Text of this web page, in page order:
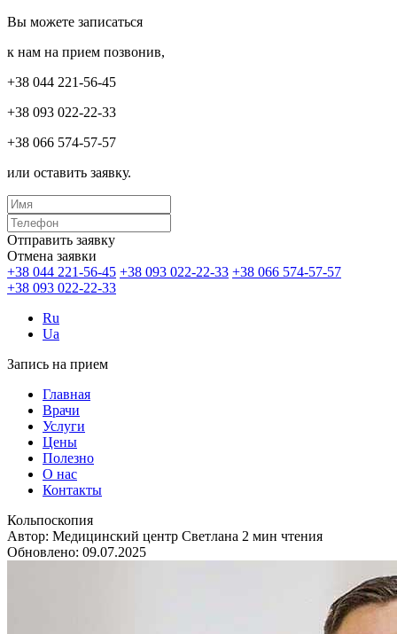
Вы можете записаться
к нам на прием позвонив,
+38 044 221-56-45
+38 093 022-22-33
+38 066 574-57-57
или оставить заявку.
Отправить заявку
Отмена заявки
+38 044 221-56-45 +38 093 022-22-33 +38 066 574-57-57
+38 093 022-22-33
Ru
Ua
Запись на прием
Главная
Врачи
Услуги
Цены
Полезно
О нас
Контакты
Кольпоскопия
Автор: Медицинский центр Светлана 2 мин чтения
Обновлено: 09.07.2025